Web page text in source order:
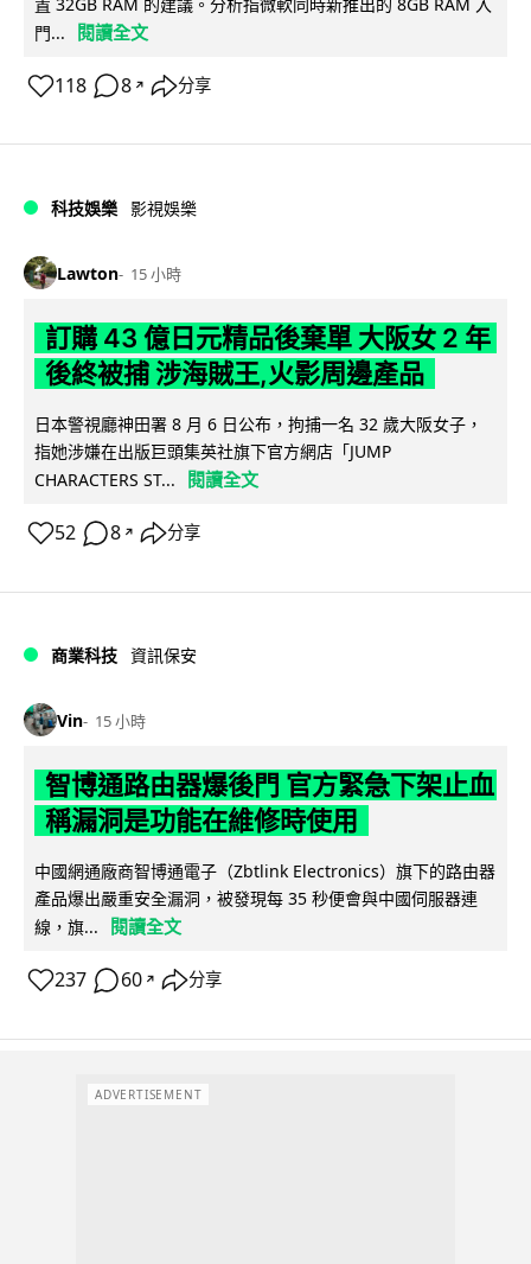
門...
閱讀全文
118 8 ↗ 分享
科技娛樂 影視娛樂
Lawton 15 小時
訂購 43 億日元精品後棄單 大阪女 2 年
後終被捕 涉海賊王,火影周邊產品
日本警視廳神田署 8 月 6 日公布，拘捕一名 32 歲大阪女子，
指她涉嫌在出版巨頭集英社旗下官方網店「JUMP
CHARACTERS ST...
閱讀全文
52 8 ↗ 分享
商業科技 資訊保安
Vin 15 小時
智博通路由器爆後門 官方緊急下架止血
稱漏洞是功能在維修時使用
中國網通廠商智博通電子（Zbtlink Electronics）旗下的路由器
產品爆出嚴重安全漏洞，被發現每 35 秒便會與中國伺服器連
線，旗...
閱讀全文
237 60 ↗ 分享
ADVERTISEMENT